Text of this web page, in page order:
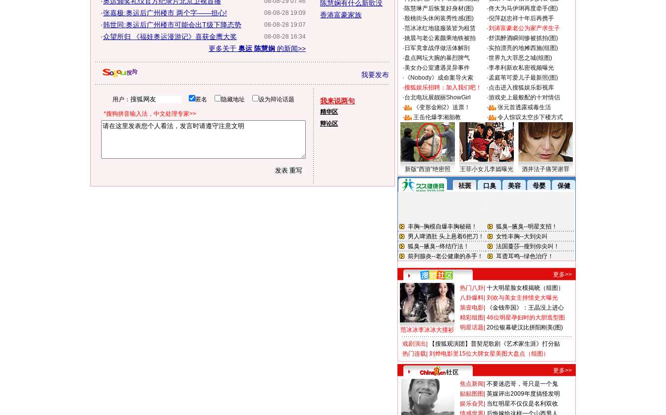
08-08-28 19:09
·张嘉极:奥运后广州楼市 两个字——担心!
08-08-28 19:07
·韩世同:奥运后广州楼市可能会出T级下降态势
08-08-28 16:34
·众望所归 《福娃奥运漫游记》喜获金鹰大奖
更多关于 奥运 陈慧娴 的新闻>>
陈慧娴有什么新歌没
香港富豪家族
我要发布
用户： 匿名 隐藏地址 设为辩论话题
*搜狗拼音输入法，中文处理专家>>
我来说两句
精华区
辩论区
·陈慧琳产后恢复好身材(图) ·佟大为马伊琍再度牵手(图)
·殷桃街头休闲装秀性感(图) ·倪萍赵忠祥十年后再携手
·范冰冰红地毯服装皆为租赁 ·刘涛富豪老公为家产求生子
·姚晨与老公素颜乘地铁被拍 ·舒淇醉酒瞬间惨被抓拍(图)
· 日军竟拿战俘做活体解剖 ·实拍漂亮的地摊西施(组图)
·盘点网坛大腕的暴烈脾气 ·世界九大罪恶之城(组图)
·美女办公室遭遇灵异事件 ·李孝利新欢私密视频曝光
· 《Nobody》成命案导火索 ·孟庭苇可爱儿子最新照(图)
·搜狐娱乐招聘：加入我们吧！ ·点击进入搜狐娱乐影视库
·台北电玩展靓丽ShowGirl ·游戏史上最般配的十对情侣
·
《变形金刚2》送票！ ·
张元首透露戒毒生活
·
王岳伦爆李湘胎教 · 令人惊叹太空步下楼方式
新版“西游”绝密照 王菲小女儿李嫣曝光 酒井法子痛哭谢罪
更多>>
范冰冰李冰冰大撞衫
热门八卦 十大明星脸女模揭晓（组图）
八卦爆料 刘欢与美女主持情史大曝光
第壹电影
《金钱帝国》：王晶没上进心
精彩组图 46位明星孕妇时的大胆造型图
明星话题 20位银幕硬汉比拼阳刚美(图)
戏剧演出
【搜狐观演团】普契尼歌剧《艺术家生涯》打分贴
热门连载 刘烨电影里15位大牌女星美图大盘点（组图）
更多>>
焦点新闻 不要迷恋哥，哥只是一个鬼
贴贴图图 英媒评出2009年度搞怪发明
娱乐旮旯 当红明星不仅仅是名利双收
情感世界 后悔嫁给这样一个山西男人